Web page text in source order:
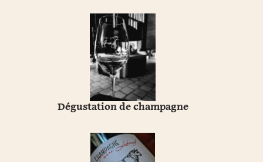
Dégustation de champagne